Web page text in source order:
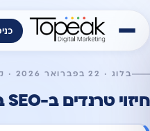
בלוג · 22 בפברואר 2026 · קידום אתרים
חיזוי טרנדים ב-SEO באמצעות AI